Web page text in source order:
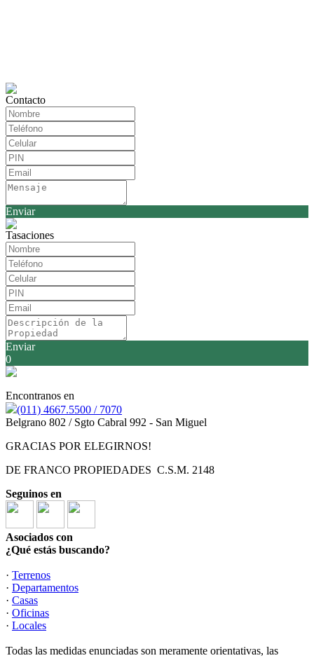
Contacto
Enviar
Tasaciones
Enviar
0
Encontranos en
(011) 4667.5500 / 7070
Belgrano 802 / Sgto Cabral 992 - San Miguel
GRACIAS POR ELEGIRNOS!
DE FRANCO PROPIEDADES C.S.M. 2148
Seguinos en
Asociados con
¿Qué estás buscando?
· Terrenos
· Departamentos
· Casas
· Oficinas
· Locales
Todas las medidas enunciadas son meramente orientativas, las